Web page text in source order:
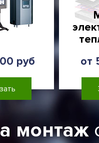
руб
от
монтаж